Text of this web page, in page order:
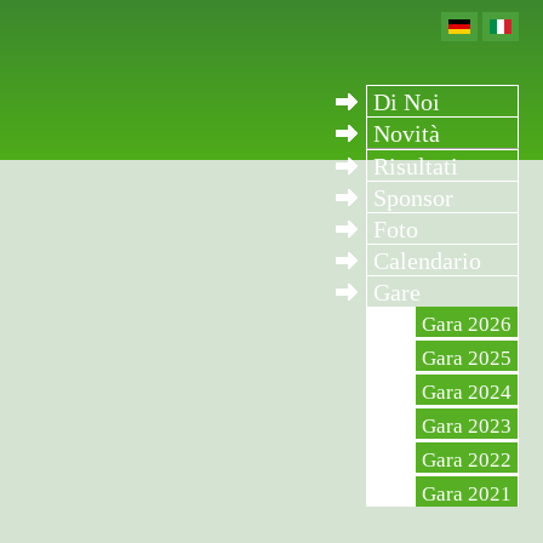
Di Noi
Novità
Risultati
Sponsor
Foto
Calendario
Gare
Gara 2026
Gara 2025
Gara 2024
Gara 2023
Gara 2022
Gara 2021